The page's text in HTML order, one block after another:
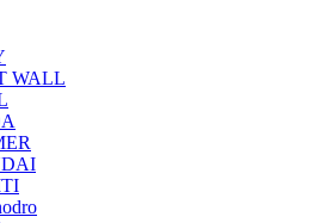
WALL